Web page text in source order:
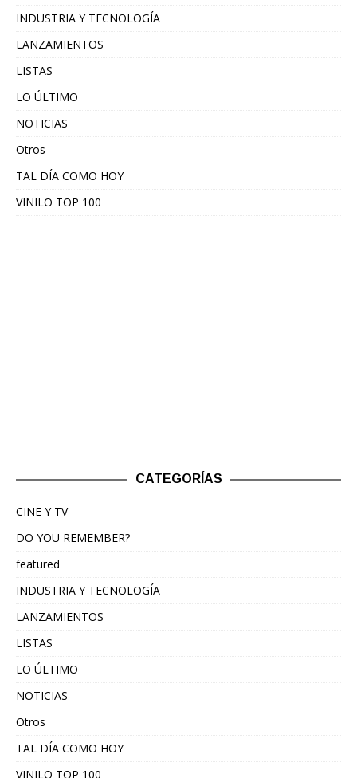
INDUSTRIA Y TECNOLOGÍA
LANZAMIENTOS
LISTAS
LO ÚLTIMO
NOTICIAS
Otros
TAL DÍA COMO HOY
VINILO TOP 100
CATEGORÍAS
CINE Y TV
DO YOU REMEMBER?
featured
INDUSTRIA Y TECNOLOGÍA
LANZAMIENTOS
LISTAS
LO ÚLTIMO
NOTICIAS
Otros
TAL DÍA COMO HOY
VINILO TOP 100